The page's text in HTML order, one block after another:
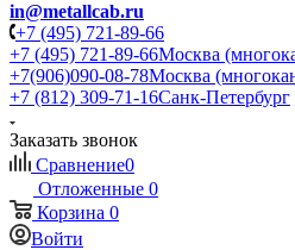
in@metallcab.ru
+7 (495) 721-89-66
+7 (495) 721-89-66Москва
+7(906)090-08-78Москва
+7 (812) 309-71-16Санк-Петербург
Заказать звонок
Сравнение0
Отложенные 0
Корзина 0
Войти